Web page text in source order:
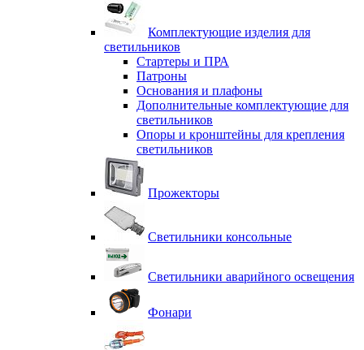
Комплектующие изделия для
светильников
Стартеры и ПРА
Патроны
Основания и плафоны
Дополнительные комплектующие для
светильников
Опоры и кронштейны для крепления
светильников
Прожекторы
Светильники консольные
Светильники аварийного освещения
Фонари